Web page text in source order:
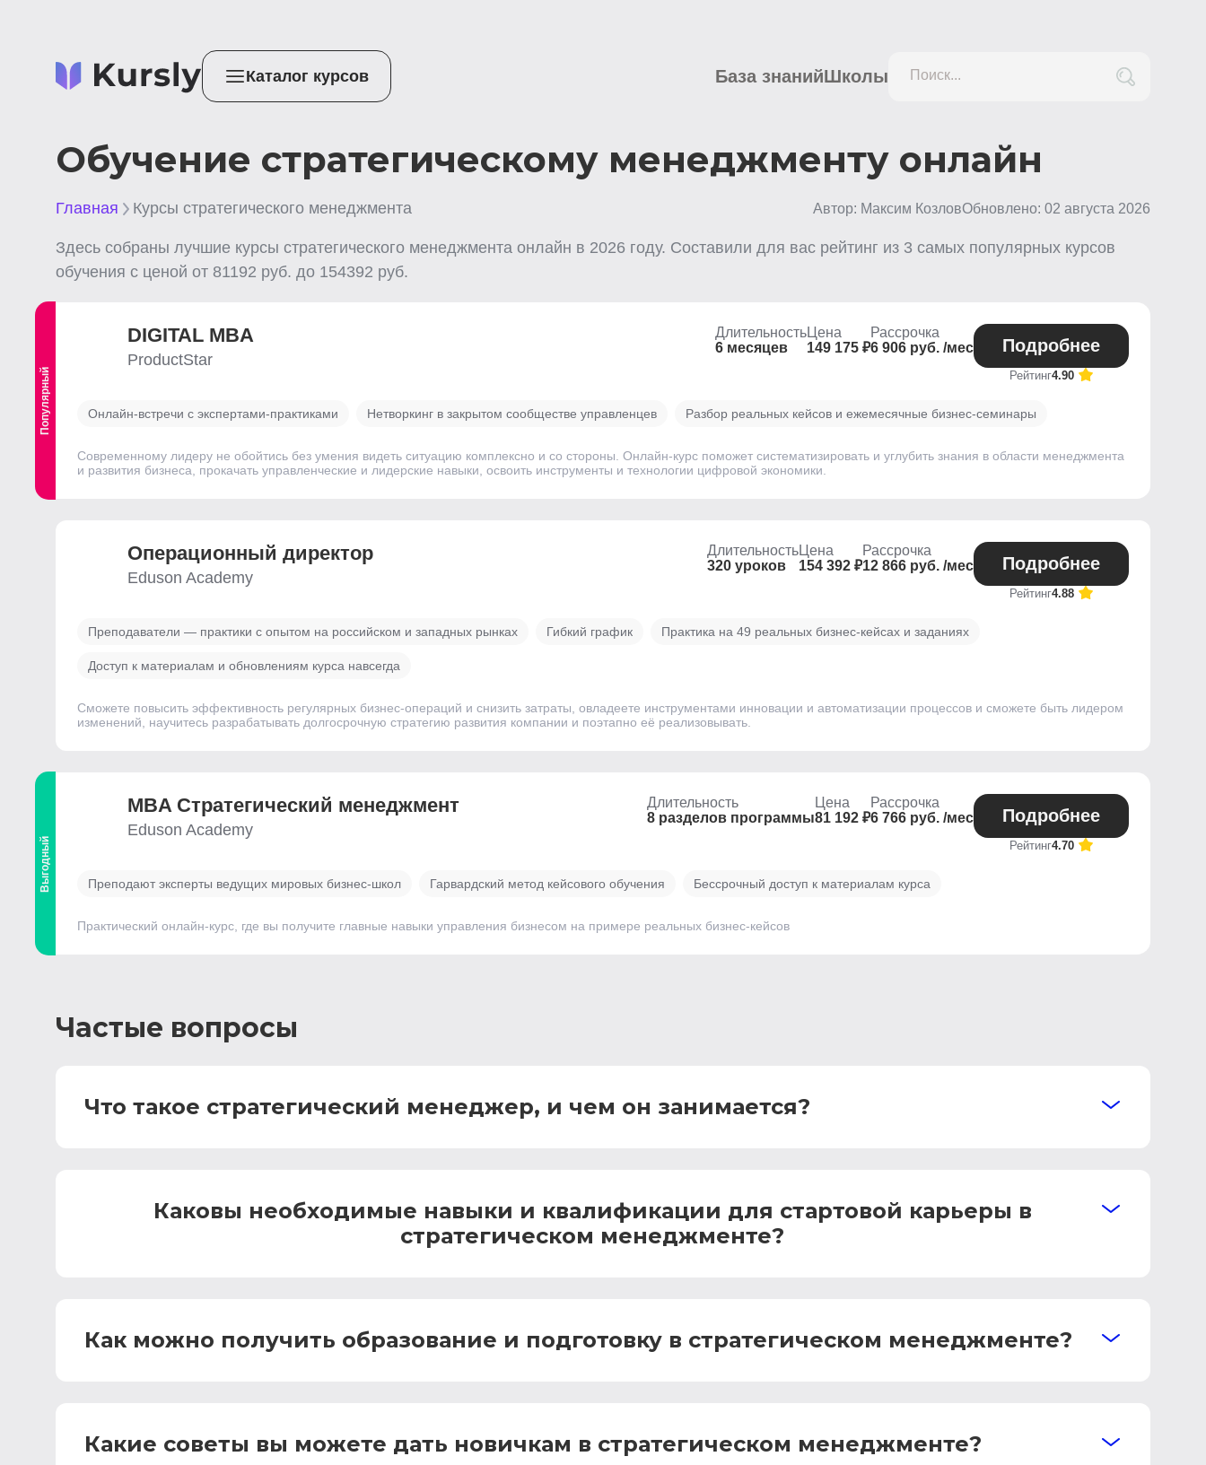
Каталог курсов База знанийШколы Поиск...
Обучение стратегическому менеджменту онлайн
Главная Курсы стратегического менеджмента Автор: Максим КозловОбновлено: 02 августа 2026
Здесь собраны лучшие курсы стратегического менеджмента онлайн в 2026 году. Составили для вас рейтинг из 3 самых популярных курсов
обучения с ценой от 81192 руб. до 154392 руб.
Популярный
DIGITAL MBA
ProductStar
Длительность
6 месяцев
Цена
149 175 ₽
Рассрочка
6 906 руб. /мес
Подробнее
Рейтинг4.90
Онлайн-встречи с экспертами-практиками Нетворкинг в закрытом сообществе управленцев Разбор реальных кейсов и ежемесячные бизнес-семинары
Современному лидеру не обойтись без умения видеть ситуацию комплексно и со стороны. Онлайн-курс поможет систематизировать и углубить знания в области менеджмента
и развития бизнеса, прокачать управленческие и лидерские навыки, освоить инструменты и технологии цифровой экономики.
Операционный директор
Eduson Academy
Длительность
320 уроков
Цена
154 392 ₽
Рассрочка
12 866 руб. /мес
Подробнее
Рейтинг4.88
Преподаватели — практики с опытом на российском и западных рынках Гибкий график Практика на 49 реальных бизнес-кейсах и заданиях
Доступ к материалам и обновлениям курса навсегда
Сможете повысить эффективность регулярных бизнес-операций и снизить затраты, овладеете инструментами инновации и автоматизации процессов и сможете быть лидером
изменений, научитесь разрабатывать долгосрочную стратегию развития компании и поэтапно её реализовывать.
Выгодный
MBA Стратегический менеджмент
Eduson Academy
Длительность
8 разделов программы
Цена
81 192 ₽
Рассрочка
6 766 руб. /мес
Подробнее
Рейтинг4.70
Преподают эксперты ведущих мировых бизнес-школ Гарвардский метод кейсового обучения Бессрочный доступ к материалам курса
Практический онлайн-курс, где вы получите главные навыки управления бизнесом на примере реальных бизнес-кейсов
Частые вопросы
Что такое стратегический менеджер, и чем он занимается?
Каковы необходимые навыки и квалификации для стартовой карьеры в
стратегическом менеджменте?
Как можно получить образование и подготовку в стратегическом менеджменте?
Какие советы вы можете дать новичкам в стратегическом менеджменте?